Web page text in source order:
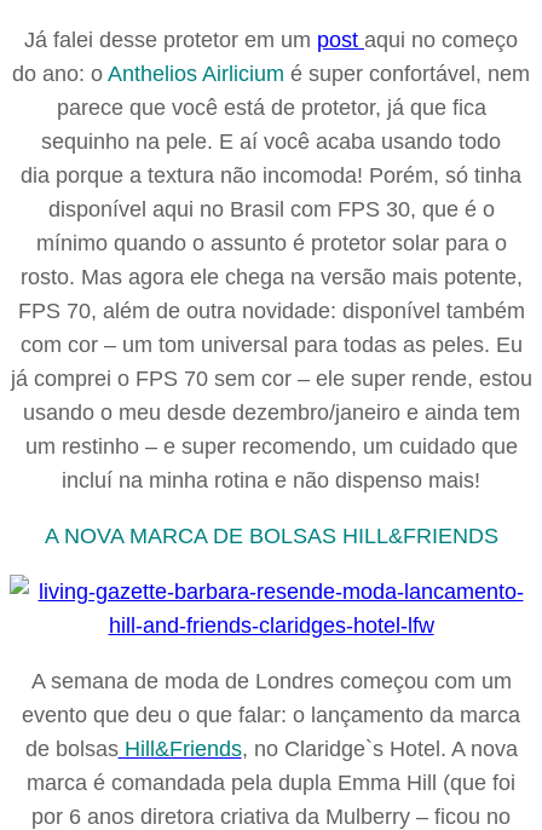
Já falei desse protetor em um post aqui no começo
do ano: o Anthelios Airlicium é super confortável, nem
parece que você está de protetor, já que fica
sequinho na pele. E aí você acaba usando todo
dia porque a textura não incomoda! Porém, só tinha
disponível aqui no Brasil com FPS 30, que é o
mínimo quando o assunto é protetor solar para o
rosto. Mas agora ele chega na versão mais potente,
FPS 70, além de outra novidade: disponível também
com cor – um tom universal para todas as peles. Eu
já comprei o FPS 70 sem cor – ele super rende, estou
usando o meu desde dezembro/janeiro e ainda tem
um restinho – e super recomendo, um cuidado que
incluí na minha rotina e não dispenso mais!
A NOVA MARCA DE BOLSAS HILL&FRIENDS
A semana de moda de Londres começou com um
evento que deu o que falar: o lançamento da marca
de bolsasHill&Friends, no Claridge`s Hotel. A nova
marca é comandada pela dupla Emma Hill (que foi
por 6 anos diretora criativa da Mulberry – ficou no